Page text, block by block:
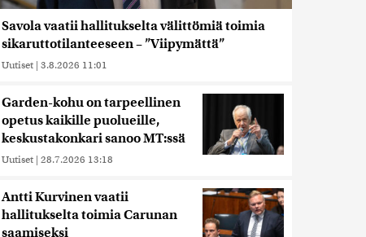
Savola vaatii hallitukselta välittömiä toimia
sikaruttotilanteeseen – ”Viipymättä”
Uutiset | 3.8.2026 11:01
Garden-kohu on tarpeellinen
opetus kaikille puolueille,
keskustakonkari sanoo MT:ssä
Uutiset | 28.7.2026 13:18
Antti Kurvinen vaatii
hallitukselta toimia Carunan
saamiseksi